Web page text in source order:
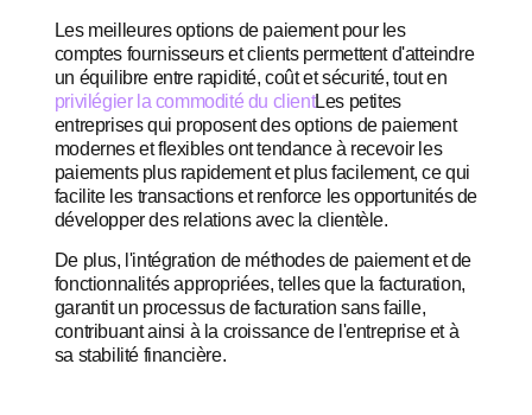
Les meilleures options de paiement pour les
comptes fournisseurs et clients permettent d'atteindre
un équilibre entre rapidité, coût et sécurité, tout en
privilégier la commodité du clientLes petites
entreprises qui proposent des options de paiement
modernes et flexibles ont tendance à recevoir les
paiements plus rapidement et plus facilement, ce qui
facilite les transactions et renforce les opportunités de
développer des relations avec la clientèle.
De plus, l'intégration de méthodes de paiement et de
fonctionnalités appropriées, telles que la facturation,
garantit un processus de facturation sans faille,
contribuant ainsi à la croissance de l'entreprise et à
sa stabilité financière.